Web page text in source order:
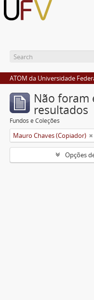
ATOM da Universidade
Não foram
resultados
Fundos e Coleções
Mauro Chaves (Copiador)
Opções